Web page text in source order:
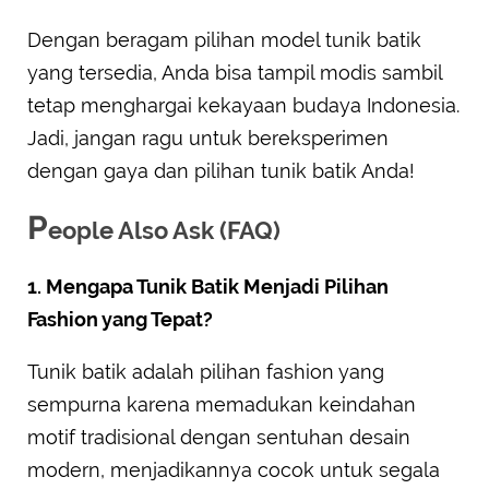
Dengan beragam pilihan model tunik batik
yang tersedia, Anda bisa tampil modis sambil
tetap menghargai kekayaan budaya Indonesia.
Jadi, jangan ragu untuk bereksperimen
dengan gaya dan pilihan tunik batik Anda!
People Also Ask (FAQ)
1. Mengapa Tunik Batik Menjadi Pilihan
Fashion yang Tepat?
Tunik batik adalah pilihan fashion yang
sempurna karena memadukan keindahan
motif tradisional dengan sentuhan desain
modern, menjadikannya cocok untuk segala